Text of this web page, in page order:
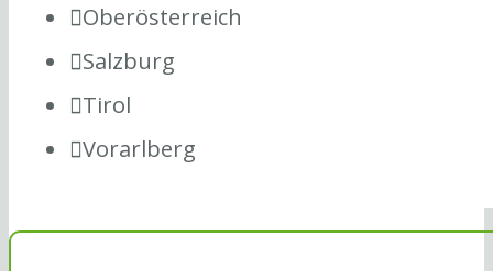
Oberösterreich
Salzburg
Tirol
Vorarlberg